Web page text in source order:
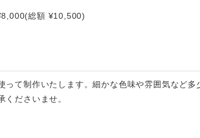
総額 ¥10,500)
って制作いたします。細かな色味や雰囲気など多
くださいませ。